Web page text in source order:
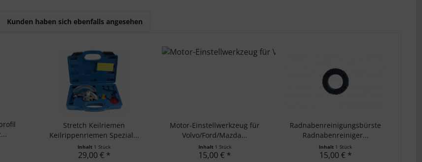
Kunden haben sich ebenfalls angesehen
Stretch Keilriemen
Keilrippenriemen Spezial...
Inhalt 1 Stück
29,00 € *
Motor-Einstellwerkzeug für
Volvo/Ford/Mazda...
Inhalt 1 Stück
15,00 € *
Radnabenreinigungsbürste
Radnabenreiniger...
Inhalt 1 Stück
15,00 € *